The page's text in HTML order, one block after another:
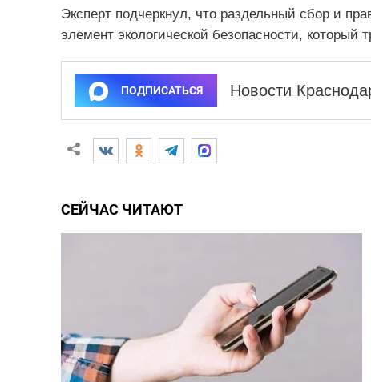
Эксперт подчеркнул, что раздельный сбор и
элемент экологической безопасности, который
ПОДПИСАТЬСЯ Новости
СЕЙЧАС ЧИТАЮТ